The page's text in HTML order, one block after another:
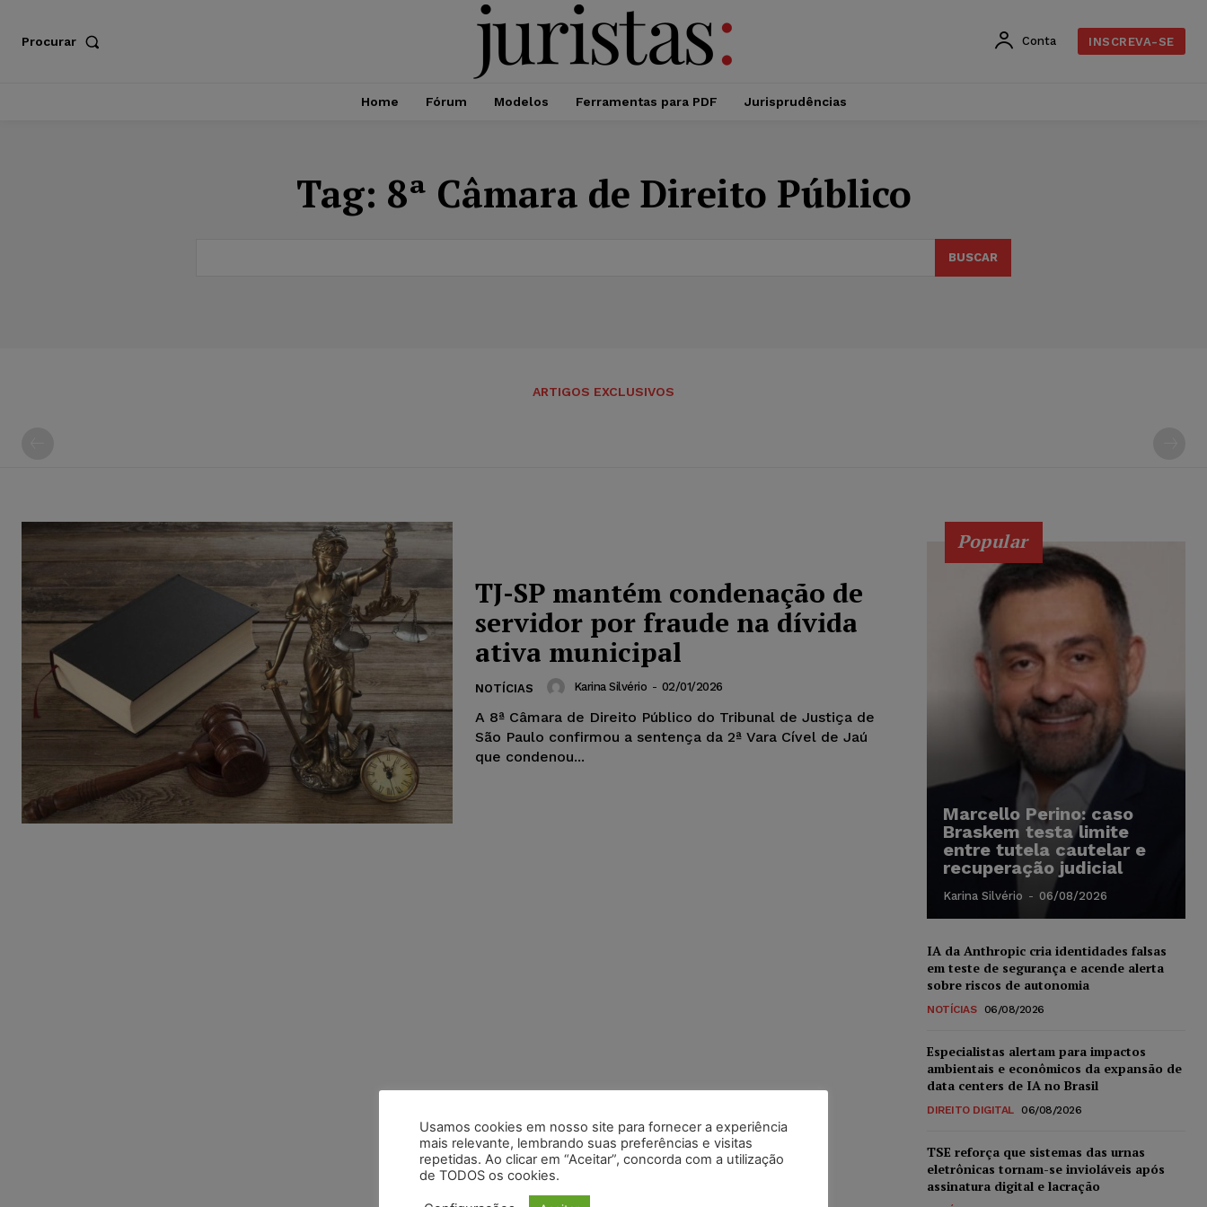
Procurar Conta INSCREVA-SE
Home Fórum Modelos Ferramentas para PDF Jurisprudências
Tag: 8ª Câmara de Direito Público
BUSCAR
ARTIGOS EXCLUSIVOS
TJ-SP mantém condenação de
servidor por fraude na dívida
ativa municipal
NOTÍCIAS Karina Silvério - 02/01/2026
A 8ª Câmara de Direito Público do Tribunal de Justiça de
São Paulo confirmou a sentença da 2ª Vara Cível de Jaú
que condenou...
Popular
Marcello Perino: caso
Braskem testa limite
entre tutela cautelar e
recuperação judicial
Karina Silvério - 06/08/2026
IA da Anthropic cria identidades falsas
em teste de segurança e acende alerta
sobre riscos de autonomia
NOTÍCIAS 06/08/2026
Especialistas alertam para impactos
ambientais e econômicos da expansão de
data centers de IA no Brasil
DIREITO DIGITAL 06/08/2026
TSE reforça que sistemas das urnas
eletrônicas tornam-se invioláveis após
assinatura digital e lacração
Usamos cookies em nosso site para fornecer a experiência
mais relevante, lembrando suas preferências e visitas
repetidas. Ao clicar em “Aceitar”, concorda com a utilização
de TODOS os cookies.